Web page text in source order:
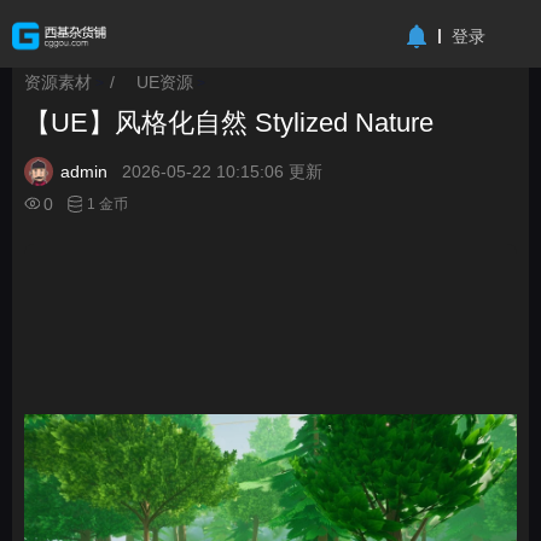
登录
资源素材 / UE资源
【UE】风格化自然 Stylized Nature
admin
2026-05-22 10:15:06 更新
0
1 金币